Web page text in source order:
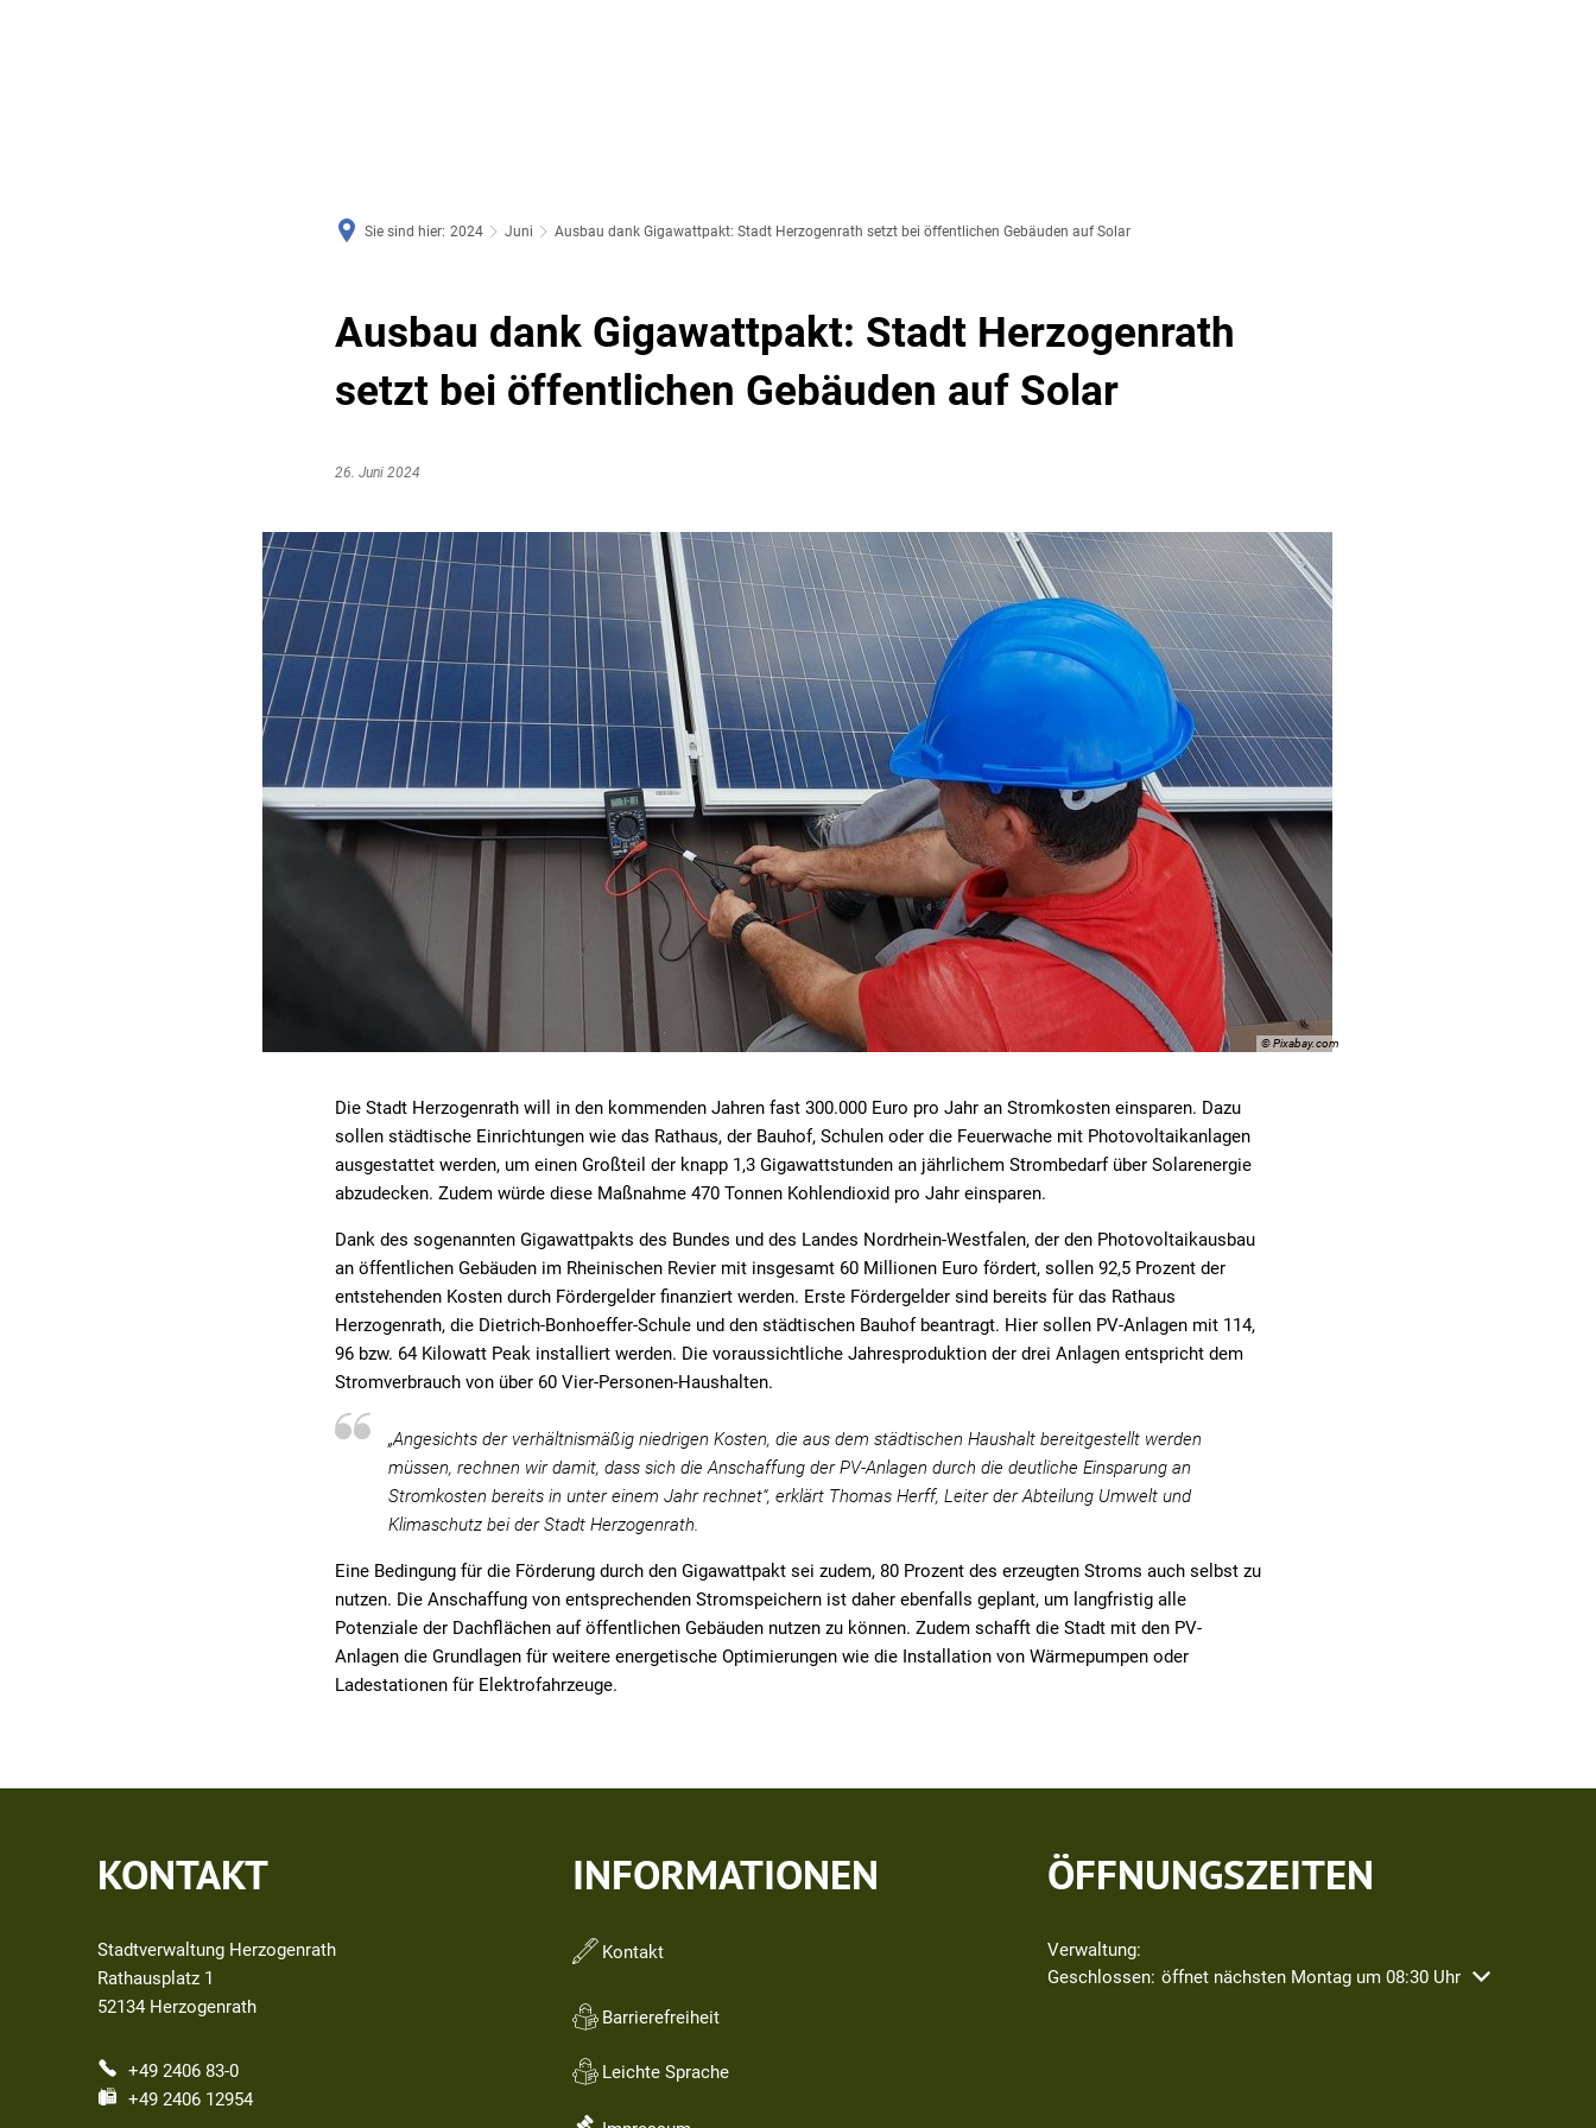
Sie sind hier: 2024 Juni Ausbau dank Gigawattpakt: Stadt Herzogenrath setzt bei öffentlichen Gebäuden auf Solar
Ausbau dank Gigawattpakt: Stadt Herzogenrath
setzt bei öffentlichen Gebäuden auf Solar
26. Juni 2024
© Pixabay.com
Die Stadt Herzogenrath will in den kommenden Jahren fast 300.000 Euro pro Jahr an Stromkosten einsparen. Dazu
sollen städtische Einrichtungen wie das Rathaus, der Bauhof, Schulen oder die Feuerwache mit Photovoltaikanlagen
ausgestattet werden, um einen Großteil der knapp 1,3 Gigawattstunden an jährlichem Strombedarf über Solarenergie
abzudecken. Zudem würde diese Maßnahme 470 Tonnen Kohlendioxid pro Jahr einsparen.
Dank des sogenannten Gigawattpakts des Bundes und des Landes Nordrhein-Westfalen, der den Photovoltaikausbau
an öffentlichen Gebäuden im Rheinischen Revier mit insgesamt 60 Millionen Euro fördert, sollen 92,5 Prozent der
entstehenden Kosten durch Fördergelder finanziert werden. Erste Fördergelder sind bereits für das Rathaus
Herzogenrath, die Dietrich-Bonhoeffer-Schule und den städtischen Bauhof beantragt. Hier sollen PV-Anlagen mit 114,
96 bzw. 64 Kilowatt Peak installiert werden. Die voraussichtliche Jahresproduktion der drei Anlagen entspricht dem
Stromverbrauch von über 60 Vier-Personen-Haushalten.
„Angesichts der verhältnismäßig niedrigen Kosten, die aus dem städtischen Haushalt bereitgestellt werden
müssen, rechnen wir damit, dass sich die Anschaffung der PV-Anlagen durch die deutliche Einsparung an
Stromkosten bereits in unter einem Jahr rechnet“, erklärt Thomas Herff, Leiter der Abteilung Umwelt und
Klimaschutz bei der Stadt Herzogenrath.
Eine Bedingung für die Förderung durch den Gigawattpakt sei zudem, 80 Prozent des erzeugten Stroms auch selbst zu
nutzen. Die Anschaffung von entsprechenden Stromspeichern ist daher ebenfalls geplant, um langfristig alle
Potenziale der Dachflächen auf öffentlichen Gebäuden nutzen zu können. Zudem schafft die Stadt mit den PV-
Anlagen die Grundlagen für weitere energetische Optimierungen wie die Installation von Wärmepumpen oder
Ladestationen für Elektrofahrzeuge.
KONTAKT
Stadtverwaltung Herzogenrath
Rathausplatz 1
52134 Herzogenrath
+49 2406 83-0
+49 2406 12954
INFORMATIONEN
Kontakt
Barrierefreiheit
Leichte Sprache
ÖFFNUNGSZEITEN
Verwaltung:
Klicken, um weitere Öffnungs- oder Schließzeiten auszublenden
Geschlossen: öffnet nächsten Montag um 08:30 Uhr